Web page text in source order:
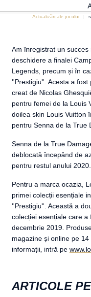
Actualizări ale jocului
Am înregistrat un
deschidere a finalei
Legends, precum și în
''Prestigiu''. Acesta a
creat de Nicolas
pentru femei de la Louis
doilea skin Louis Vuitton
pentru Senna de la True
Senna de la True
deblocată începând de
pentru restul anului 2020.
Pentru a marca ocazia,
primei colecții esențiale
''Prestigiu''. Această a
colecției esențiale care
decembrie 2019.
magazine și online pe
informații, intră pe
ARTICOLE